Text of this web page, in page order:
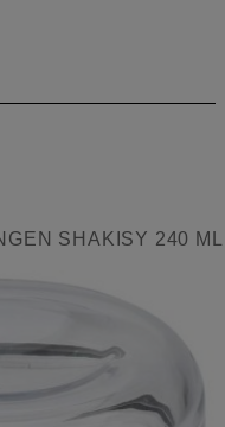
SHAKISY 240 ML